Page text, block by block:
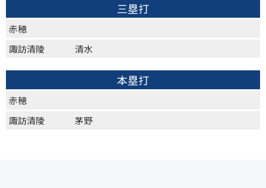
三塁打
赤穂
諏訪清陵
清水
本塁打
赤穂
諏訪清陵
茅野